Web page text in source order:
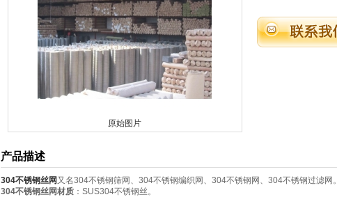
原始图片
产品描述
304不锈钢丝网 又名304不锈钢筛网、304不锈钢编织网、304不锈钢网、304不锈钢过滤网。
304不锈钢丝网材质：SUS304不锈钢丝。